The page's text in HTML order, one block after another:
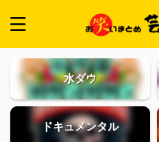
水ダウ
ドキュメンタル